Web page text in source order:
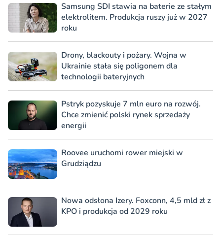
Samsung SDI stawia na baterie ze stałym
elektrolitem. Produkcja ruszy już w 2027
roku
Drony, blackouty i pożary. Wojna w
Ukrainie stała się poligonem dla
technologii bateryjnych
Pstryk pozyskuje 7 mln euro na rozwój.
Chce zmienić polski rynek sprzedaży
energii
Roovee uruchomi rower miejski w
Grudziądzu
Nowa odsłona Izery. Foxconn, 4,5 mld zł z
KPO i produkcja od 2029 roku